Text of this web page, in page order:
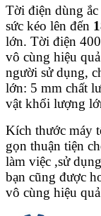
Tời điện dùng
sức kéo lên đến
lớn. Tời điện
vô cùng hiệu
người sử dụng,
lớn: 5 mm chất
vật khối lượng
Kích thước máy
gọn thuận tiện
làm việc ,sử
bạn cũng được
vô cùng hiệu